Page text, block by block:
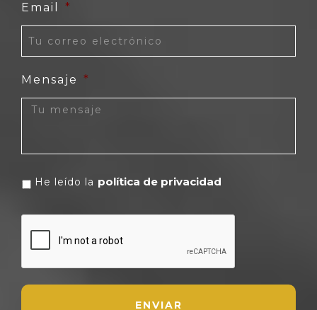
Email *
Mensaje *
He leído la política de privacidad